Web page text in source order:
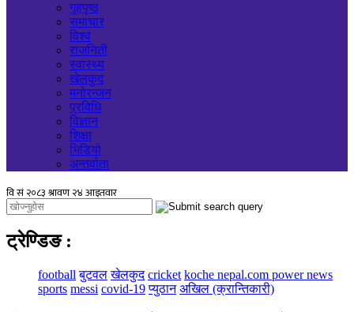
गृहपृष्ठ
समाचार
विश्व
राजनिती
स्वास्थ्य
खेलकुद
मनोरन्जन
प्रविधि
विज्ञान
शिक्षा
भिडियो
अन्तर्वाता
ट्रेण्डिङ :
football बुटवल खेलकुद cricket koche nepal.com power news
sports messi covid-19 प्युठान अखिल (क्रान्तिकारी)